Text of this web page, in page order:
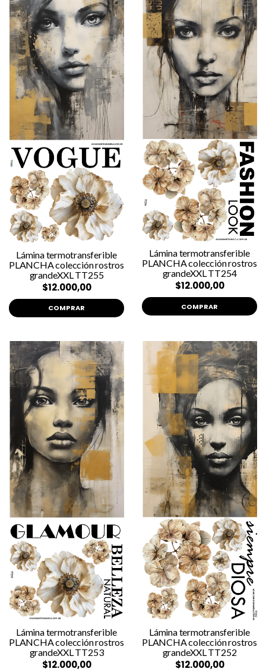
Lámina termotransferible
PLANCHA colección rostros
grandeXXL TT255
$12.000,00
COMPRAR
Lámina termotransferible
PLANCHA colección rostros
grandeXXL TT254
$12.000,00
COMPRAR
Lámina termotransferible
PLANCHA colección rostros
grandeXXL TT253
$12.000,00
Lámina termotransferible
PLANCHA colección rostros
grandeXXL TT252
$12.000,00